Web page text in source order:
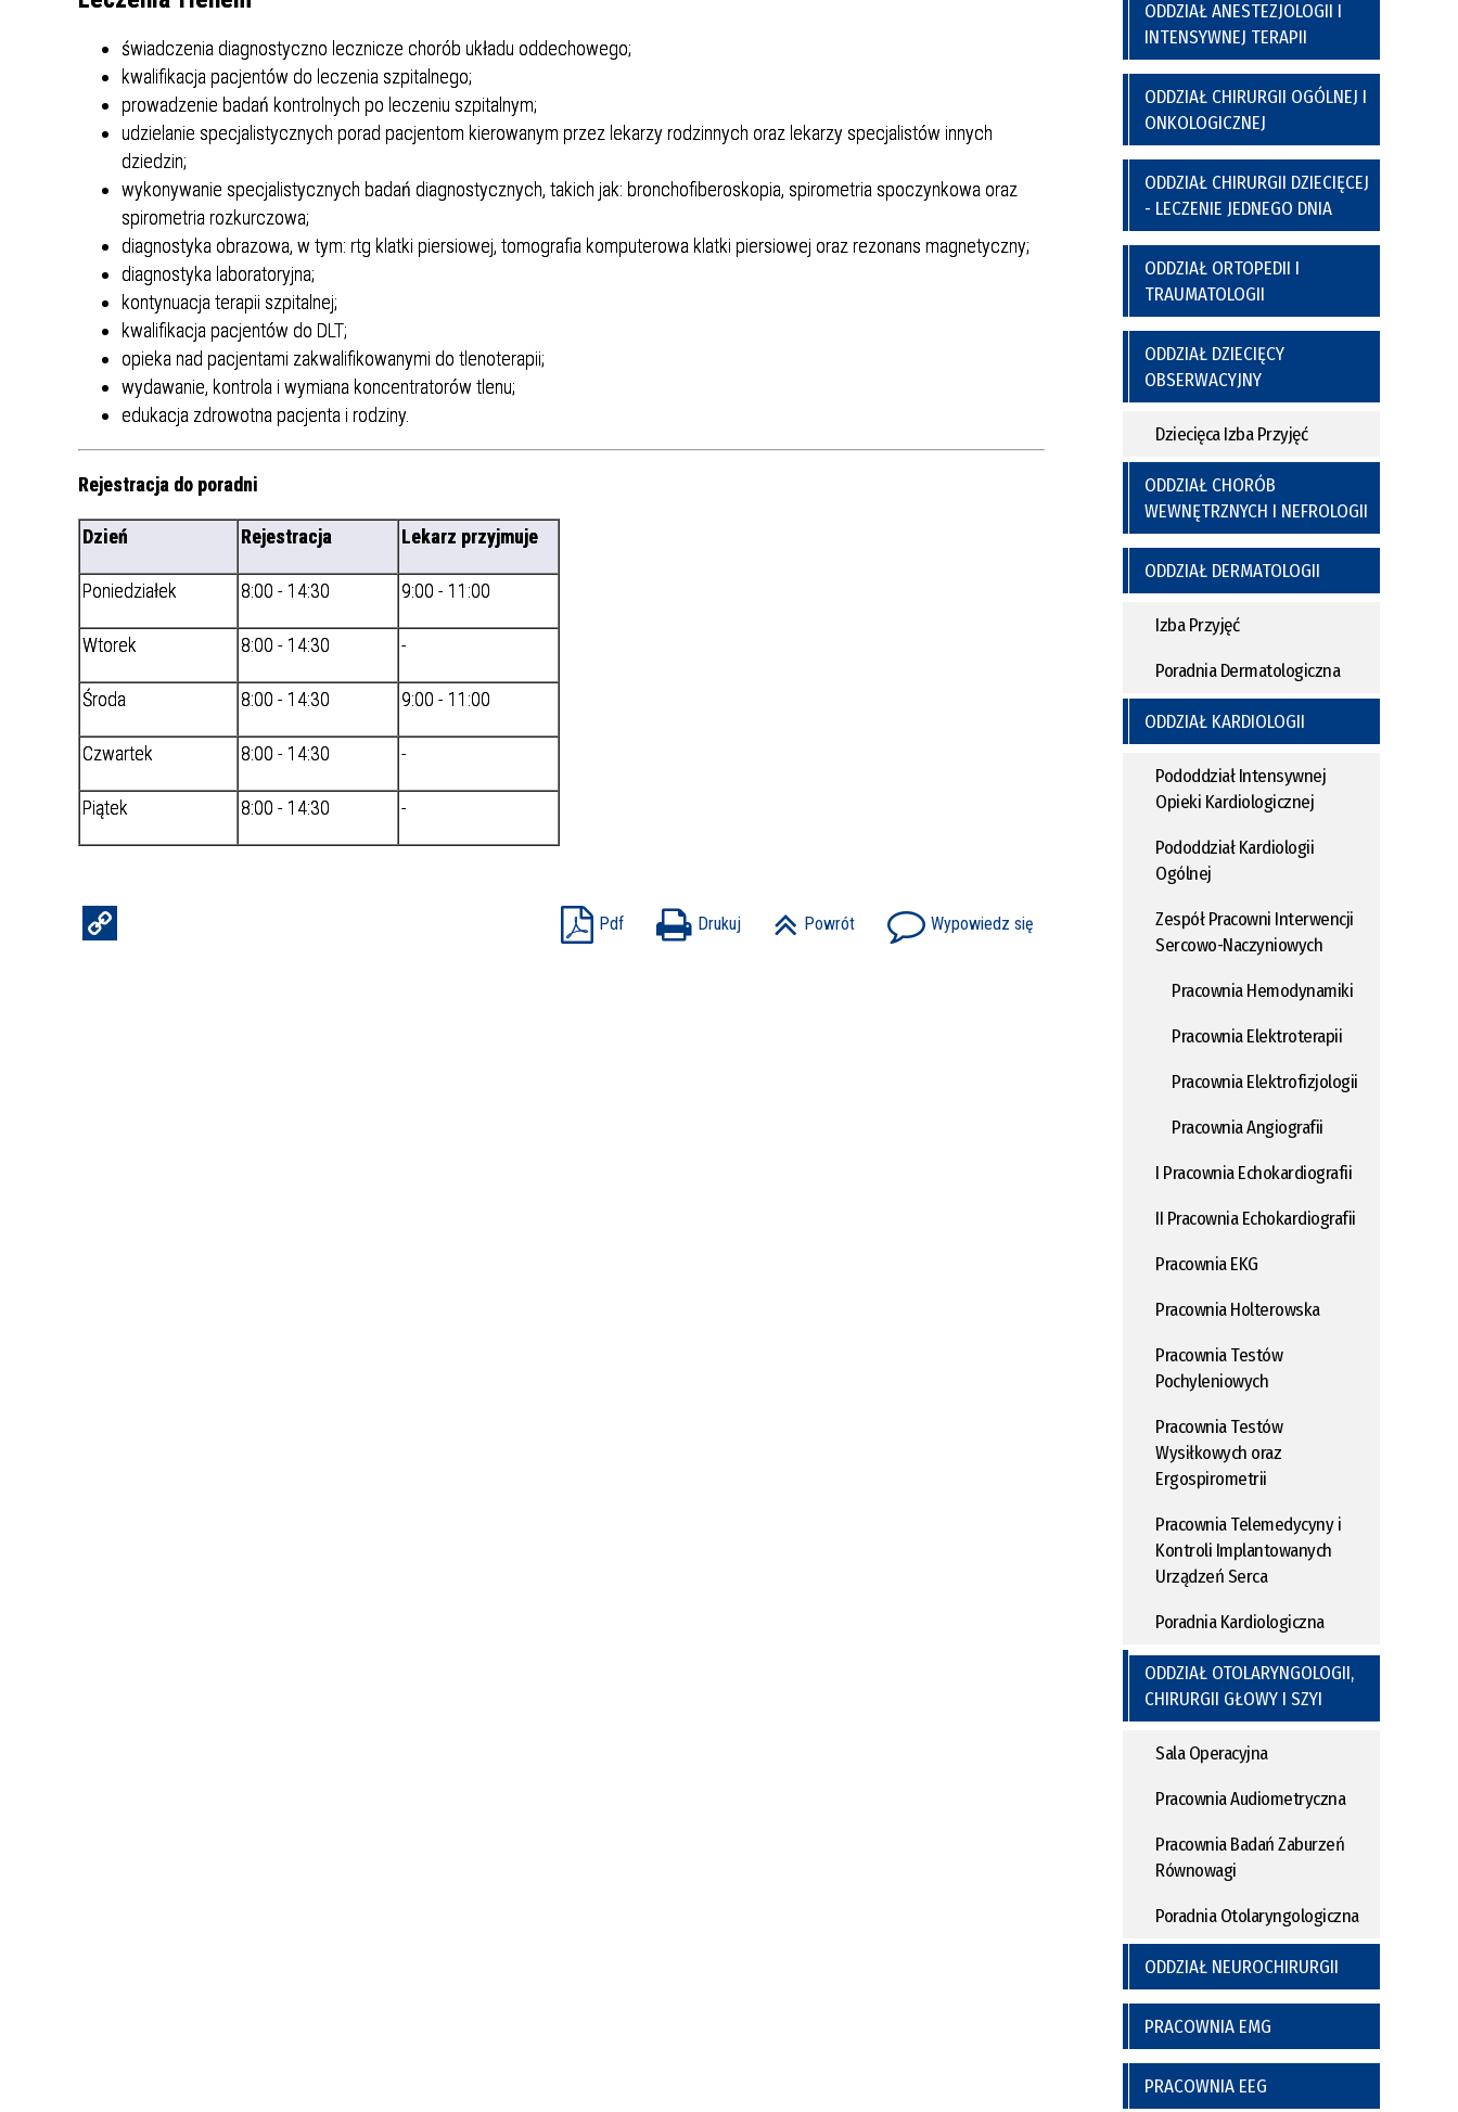
Żywienie dla Zdrowia
Jadłospisy Dekadowe
Zdjęcia Posiłków
Materiały Edukacyjne dla Pacjentów
Wyniki Uzyskanych Badań
Laboratoryjnych
Zgłaszanie Anonimowych Uwag
Kaplica Szpitalna
Cennik Badań Diagnostycznych i
Usług
Regulamin Korzystania z Miejsc
Postojowych
Wsparcie w Kryzysie Psychicznym –
Ważne Informacje i Numery
Telefonów Pomocowych
Poradnia Ortopedii i Traumatologii Poradnia Preluksacyjna
Poradnia Rehabilitacyjna Poradnia Urologiczna
Oddział Rehabilitacji
Rehabilitacji Kardiologicznej
świadczenia diagnostyczno lecznicze chorób układu oddechowego;
kwalifikacja pacjentów do leczenia szpitalnego;
prowadzenie badań kontrolnych po leczeniu szpitalnym;
udzielanie specjalistycznych porad pacjentom kierowanym przez lekarzy rodzinnych oraz lekarzy specjalistów innych
dziedzin;
wykonywanie specjalistycznych badań diagnostycznych, takich jak: bronchofiberoskopia, spirometria spoczynkowa oraz
spirometria rozkurczowa;
diagnostyka obrazowa, w tym: rtg klatki piersiowej, tomografia komputerowa klatki piersiowej oraz rezonans magnetyczny;
diagnostyka laboratoryjna;
kontynuacja terapii szpitalnej;
kwalifikacja pacjentów do DLT;
opieka nad pacjentami zakwalifikowanymi do tlenoterapii;
wydawanie, kontrola i wymiana koncentratorów tlenu;
edukacja zdrowotna pacjenta i rodziny.
Rejestracja do poradni
Dzień Rejestracja Lekarz przyjmuje
Poniedziałek 8:00 - 14:30 9:00 - 11:00
Wtorek 8:00 - 14:30 -
Środa 8:00 - 14:30 9:00 - 11:00
Czwartek 8:00 - 14:30 -
Piątek 8:00 - 14:30 -
Pdf Drukuj Powrót Wypowiedz się
ODDZIAŁ ANESTEZJOLOGII I
INTENSYWNEJ TERAPII
ODDZIAŁ CHIRURGII OGÓLNEJ I
ONKOLOGICZNEJ
ODDZIAŁ CHIRURGII DZIECIĘCEJ
- LECZENIE JEDNEGO DNIA
ODDZIAŁ ORTOPEDII I
TRAUMATOLOGII
ODDZIAŁ DZIECIĘCY
OBSERWACYJNY
Dziecięca Izba Przyjęć
ODDZIAŁ CHORÓB
WEWNĘTRZNYCH I NEFROLOGII
ODDZIAŁ DERMATOLOGII
Izba Przyjęć
Poradnia Dermatologiczna
ODDZIAŁ KARDIOLOGII
Pododdział Intensywnej
Opieki Kardiologicznej
Pododdział Kardiologii
Ogólnej
Zespół Pracowni Interwencji
Sercowo-Naczyniowych
Pracownia Hemodynamiki
Pracownia Elektroterapii
Pracownia Elektrofizjologii
Pracownia Angiografii
I Pracownia Echokardiografii
II Pracownia Echokardiografii
Pracownia EKG
Pracownia Holterowska
Pracownia Testów
Pochyleniowych
Pracownia Testów
Wysiłkowych oraz
Ergospirometrii
Pracownia Telemedycyny i
Kontroli Implantowanych
Urządzeń Serca
Poradnia Kardiologiczna
ODDZIAŁ OTOLARYNGOLOGII,
CHIRURGII GŁOWY I SZYI
Sala Operacyjna
Pracownia Audiometryczna
Pracownia Badań Zaburzeń
Równowagi
Poradnia Otolaryngologiczna
ODDZIAŁ NEUROCHIRURGII
PRACOWNIA EMG
PRACOWNIA EEG